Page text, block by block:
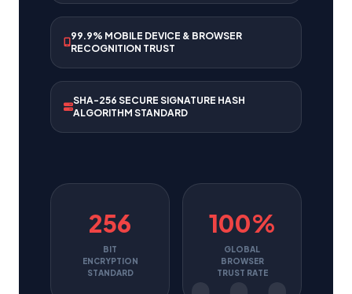
99.9% MOBILE DEVICE & BROWSER
RECOGNITION TRUST
SHA-256 SECURE SIGNATURE HASH
ALGORITHM STANDARD
256
BIT
ENCRYPTION
STANDARD
100%
GLOBAL
BROWSER
TRUST RATE